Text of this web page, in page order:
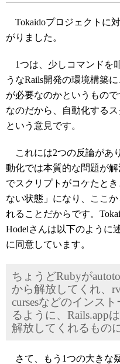
Tokaidoプロジェクトに
がりました。
1つは、少しコマンドを
うなRails開発の環境構築
が必要なのかというもの
なのだから、自動化する
という意見です。
これには2つの反論があ
動化では本質的な問題が
でスクリプトがコケたと
ない状態」になり、ここ
れることだからです。
Hodelさんは以下のように
に同意しています。
ちょうどRubyが
から解放してくれ、
cursesなどのインス
るように、Rails.app
解放してくれるもの
さて、もう1つの大きな